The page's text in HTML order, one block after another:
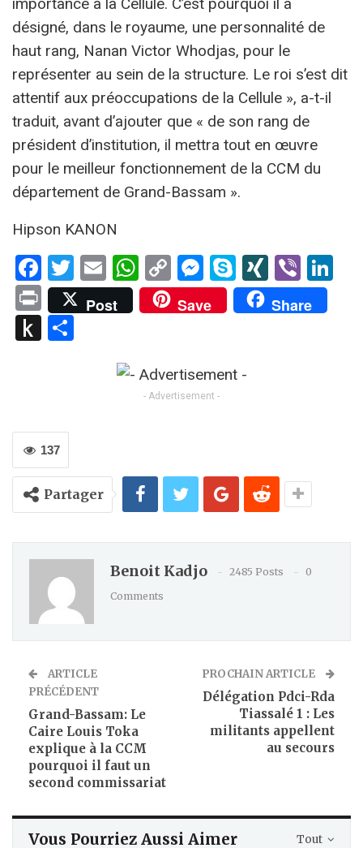
importance à la Cellule. C’est pourquoi il a
désigné, dans le royaume, une personnalité de
haut rang, Nanan Victor Whodjas, pour le
représenter au sein de la structure. Le roi s’est dit
attentif aux préoccupations de la Cellule », a-t-il
traduit, avant d’ajouter que « de son rang de
président d’institution, il mettra tout en œuvre
pour le meilleur fonctionnement de la CCM du
département de Grand-Bassam ».
Hipson KANON
Facebook
Twitter
EmailWhatsApp
Copy
Link
Messenger
SkypeXINGViber
PrintPost Save Share
Push
- Advertisement -
137
Partager
Benoit Kadjo 2485 Posts
0
Comments
ARTICLE
PRÉCÉDENT
Grand-Bassam: Le
Caire Louis Toka
explique à la CCM
pourquoi il faut un
second commissariat
PROCHAIN ARTICLE
Délégation Pdci-Rda
Tiassalé 1 : Les
militants appellent
au secours
Tout
Vous Pourriez Aussi Aimer